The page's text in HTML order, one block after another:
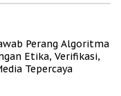
Perang Algoritma
Etika, Verifikasi,
Tepercaya